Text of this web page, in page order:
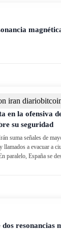
en la ofensiva
su seguridad
suma señales de
llamados a evacuar a
paralelo, España se
resonancias